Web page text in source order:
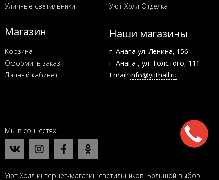
Уличные светильники
Уют Холл Отделка
Магазин
Корзина
Оформить заказ
Личный кабинет
Наши магазины
г. Анапа ул. Ленина, 156
г. Анапа , ул. Толстого, 111
Email: info@yuthall.ru
Мы в соц. сетях
Уют Холл интернет-магазин светильников. Большой выбор